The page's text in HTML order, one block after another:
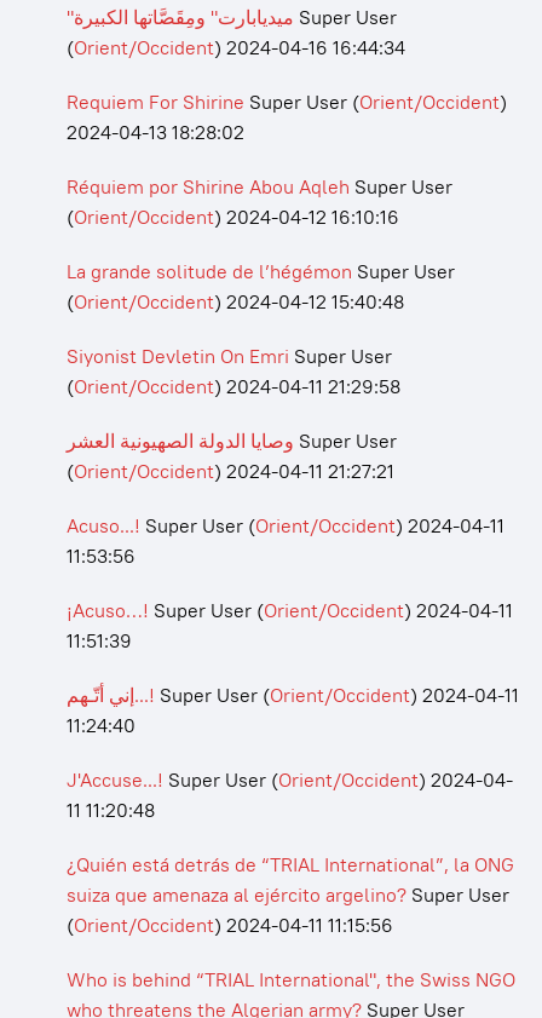
"ميديابارت" ومِقَصَّاتها الكبيرة Super User
(Orient/Occident) 2024-04-16 16:44:34
Requiem For Shirine Super User (Orient/Occident)
2024-04-13 18:28:02
Réquiem por Shirine Abou Aqleh Super User
(Orient/Occident) 2024-04-12 16:10:16
La grande solitude de l’hégémon Super User
(Orient/Occident) 2024-04-12 15:40:48
Siyonist Devletin On Emri Super User
(Orient/Occident) 2024-04-11 21:29:58
وصايا الدولة الصهيونية العشر Super User
(Orient/Occident) 2024-04-11 21:27:21
Acuso...! Super User (Orient/Occident) 2024-04-11
11:53:56
¡Acuso…! Super User (Orient/Occident) 2024-04-11
11:51:39
إني أتّـهم...! Super User (Orient/Occident) 2024-04-11
11:24:40
J'Accuse...! Super User (Orient/Occident) 2024-04-
11 11:20:48
¿Quién está detrás de “TRIAL International”, la ONG
suiza que amenaza al ejército argelino? Super User
(Orient/Occident) 2024-04-11 11:15:56
Who is behind “TRIAL International", the Swiss NGO
who threatens the Algerian army? Super User